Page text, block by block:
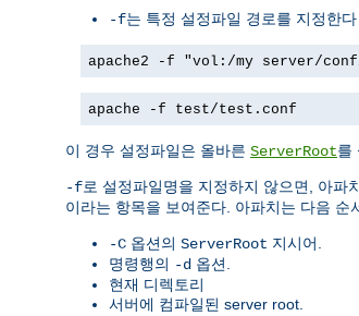
-f는 특정 설정파일 경로를 지정한다
apache2 -f "vol:/my server/
apache -f test/test.conf
이 경우 설정파일은 올바른 ServerRoot를
-f로 설정파일명을 지정하지 않으면, 아파
이라는 항목을 보여준다. 아파치는 다음 순
-C 옵션의 ServerRoot 지시어.
명령행의 -d 옵션.
현재 디렉토리
서버에 컴파일된 server root.